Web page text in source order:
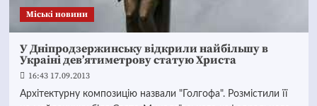
Mіські новини
У Дніпродзержинську відкрили найбільшу в
Украіні дев’ятиметрову статую Христа
16:43 17.09.2013
Архітектурну композицію назвали "Голгофа". Розмістили її